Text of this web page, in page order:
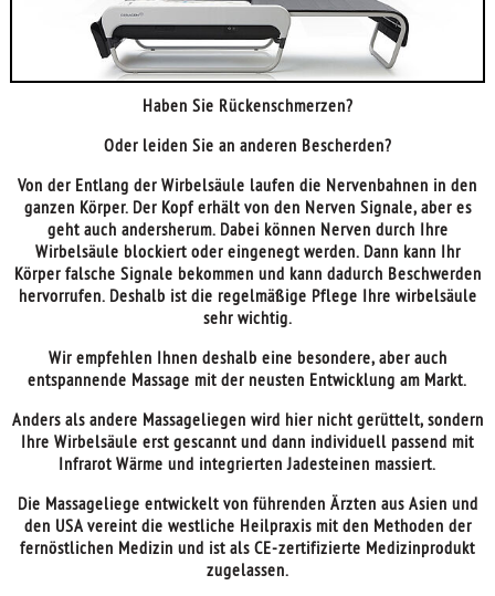
Haben Sie Rückenschmerzen?
Oder leiden Sie an anderen Bescherden?
Von der Entlang der Wirbelsäule laufen die Nervenbahnen in den
ganzen Körper. Der Kopf erhält von den Nerven Signale, aber es
geht auch andersherum. Dabei können Nerven durch Ihre
Wirbelsäule blockiert oder eingenegt werden. Dann kann Ihr
Körper falsche Signale bekommen und kann dadurch Beschwerden
hervorrufen. Deshalb ist die regelmäßige Pflege Ihre wirbelsäule
sehr wichtig.
Wir empfehlen Ihnen deshalb eine besondere, aber auch
entspannende Massage mit der neusten Entwicklung am Markt.
Anders als andere Massageliegen wird hier nicht gerüttelt, sondern
Ihre Wirbelsäule erst gescannt und dann individuell passend mit
Infrarot Wärme und integrierten Jadesteinen massiert.
Die Massageliege entwickelt von führenden Ärzten aus Asien und
den USA vereint die westliche Heilpraxis mit den Methoden der
fernöstlichen Medizin und ist als CE-zertifizierte Medizinprodukt
zugelassen.